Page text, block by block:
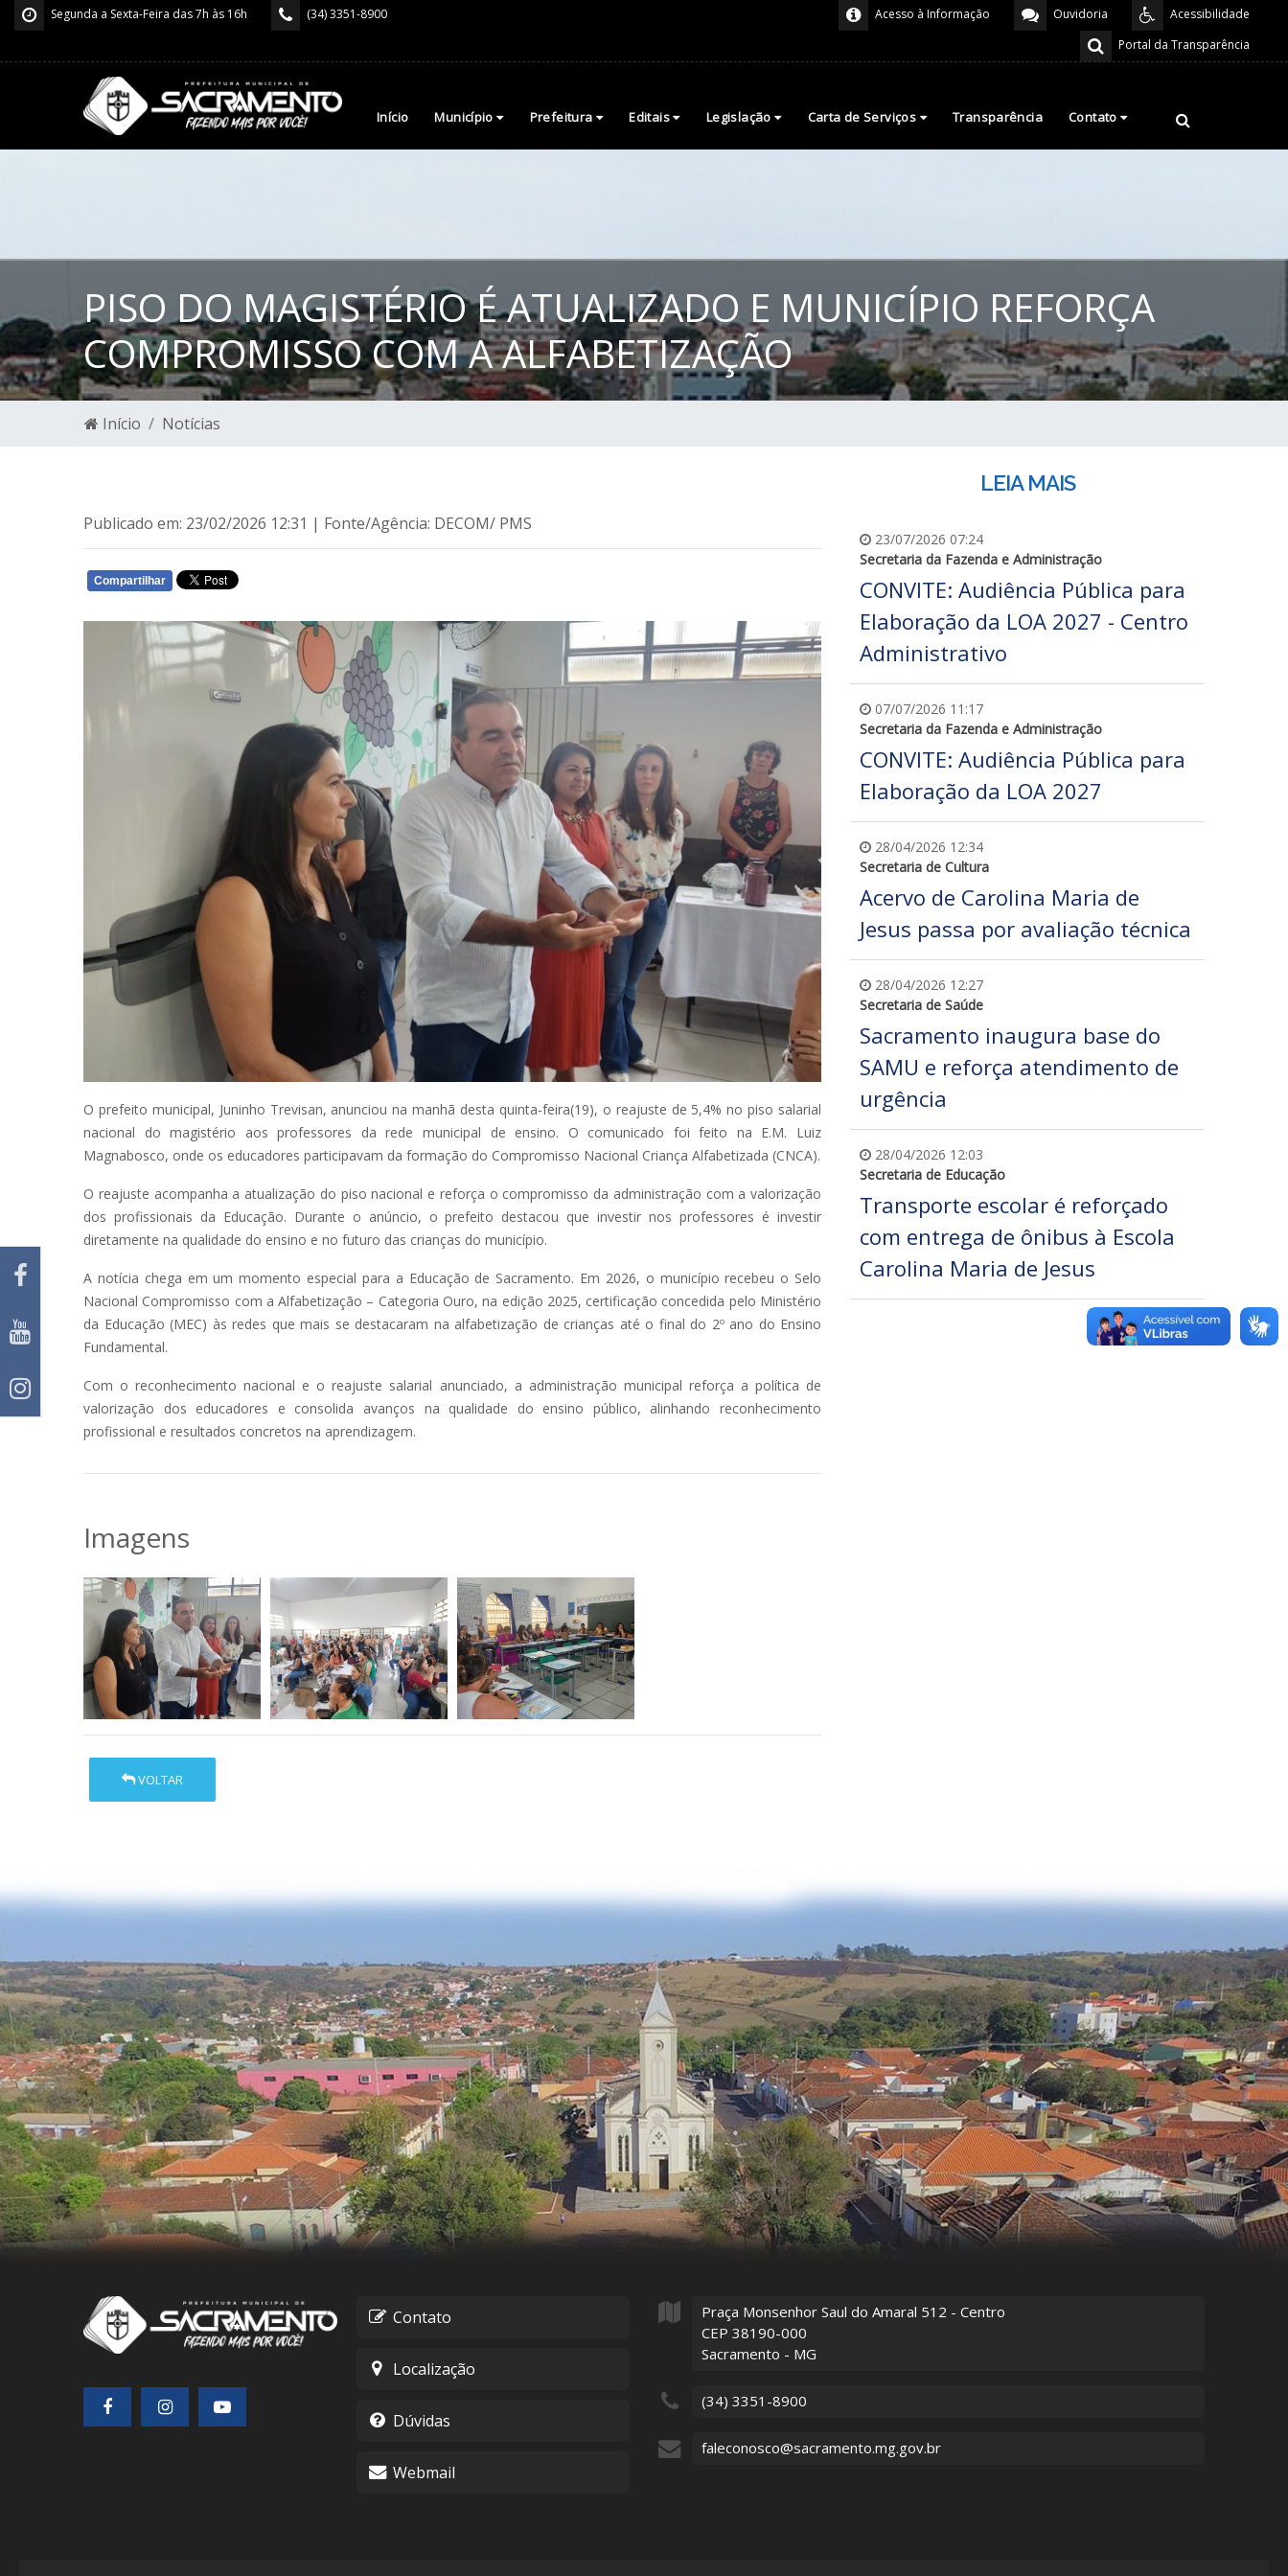
Segunda a Sexta-Feira das 7h às 16h (34) 3351-8900 Acessibilidade
Ouvidoria
Acesso à Informação
Portal da Transparência
Início Município Prefeitura Editais Legislação Carta de Serviços Transparência Contato
PISO DO MAGISTÉRIO É ATUALIZADO E MUNICÍPIO REFORÇA
COMPROMISSO COM A ALFABETIZAÇÃO
Início Notícias
Publicado em: 23/02/2026 12:31 | Fonte/Agência: DECOM/ PMS
Compartilhar
O prefeito municipal, Juninho Trevisan, anunciou na manhã desta quinta-feira(19), o reajuste de 5,4% no piso salarial
nacional do magistério aos professores da rede municipal de ensino. O comunicado foi feito na E.M. Luiz
Magnabosco, onde os educadores participavam da formação do Compromisso Nacional Criança Alfabetizada (CNCA).
O reajuste acompanha a atualização do piso nacional e reforça o compromisso da administração com a valorização
dos profissionais da Educação. Durante o anúncio, o prefeito destacou que investir nos professores é investir
diretamente na qualidade do ensino e no futuro das crianças do município.
A notícia chega em um momento especial para a Educação de Sacramento. Em 2026, o município recebeu o Selo
Nacional Compromisso com a Alfabetização – Categoria Ouro, na edição 2025, certificação concedida pelo Ministério
da Educação (MEC) às redes que mais se destacaram na alfabetização de crianças até o final do 2º ano do Ensino
Fundamental.
Com o reconhecimento nacional e o reajuste salarial anunciado, a administração municipal reforça a política de
valorização dos educadores e consolida avanços na qualidade do ensino público, alinhando reconhecimento
profissional e resultados concretos na aprendizagem.
Imagens
VOLTAR
LEIA MAIS
23/07/2026 07:24
Secretaria da Fazenda e Administração
CONVITE: Audiência Pública para
Elaboração da LOA 2027 - Centro
Administrativo
07/07/2026 11:17
Secretaria da Fazenda e Administração
CONVITE: Audiência Pública para
Elaboração da LOA 2027
28/04/2026 12:34
Secretaria de Cultura
Acervo de Carolina Maria de
Jesus passa por avaliação técnica
28/04/2026 12:27
Secretaria de Saúde
Sacramento inaugura base do
SAMU e reforça atendimento de
urgência
28/04/2026 12:03
Secretaria de Educação
Transporte escolar é reforçado
com entrega de ônibus à Escola
Carolina Maria de Jesus
Contato
Localização
Dúvidas
Webmail
Praça Monsenhor Saul do Amaral 512 - Centro
CEP 38190-000
Sacramento - MG
(34) 3351-8900
faleconosco@sacramento.mg.gov.br